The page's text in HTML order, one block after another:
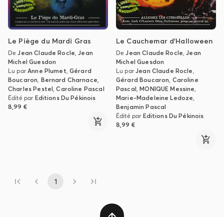
Le Piège du Mardi Gras
DeJean Claude Rocle,Jean
Michel Guesdon
Lu parAnne Plumet,Gérard
Boucaron, Bernard Charnace,
Charles Pestel,Caroline Pascal
Édité par Editions Du Pékinois
8,99 €
Le Cauchemar d'Halloween
DeJean Claude Rocle,Jean
Michel Guesdon
Lu parJean Claude Rocle,
Gérard Boucaron, Caroline
Pascal,MONIQUE Messine,
Marie-Madeleine Ledoze,
Benjamin Pascal
Édité par Editions Du Pékinois
8,99 €
1